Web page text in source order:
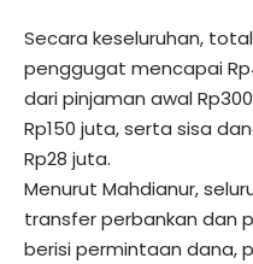
Secara keseluruhan,
penggugat mencapai
dari pinjaman awal
Rp150 juta, serta sisa
Rp28 juta.
Menurut Mahdianur,
transfer perbankan dan
berisi permintaan dana,